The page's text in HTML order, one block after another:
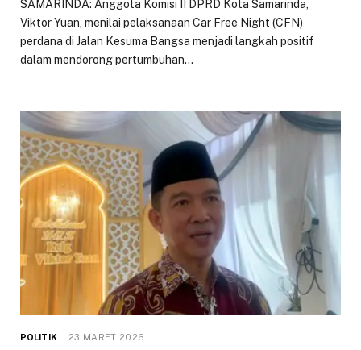
SAMARINDA: Anggota Komisi II DPRD Kota Samarinda,
Viktor Yuan, menilai pelaksanaan Car Free Night (CFN)
perdana di Jalan Kesuma Bangsa menjadi langkah positif
dalam mendorong pertumbuhan…
POLITIK 23 MARET 2026